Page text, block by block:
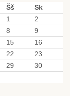
Šš
Sk
1
2
8
9
15
16
22
23
29
30